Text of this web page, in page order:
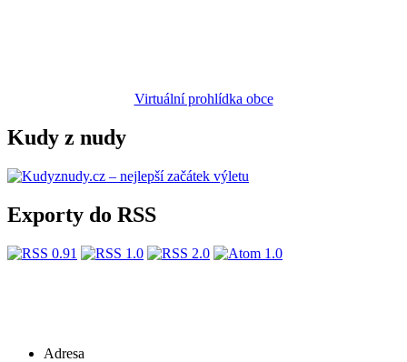
Virtuální prohlídka obce
Kudy z nudy
Exporty do RSS
Adresa